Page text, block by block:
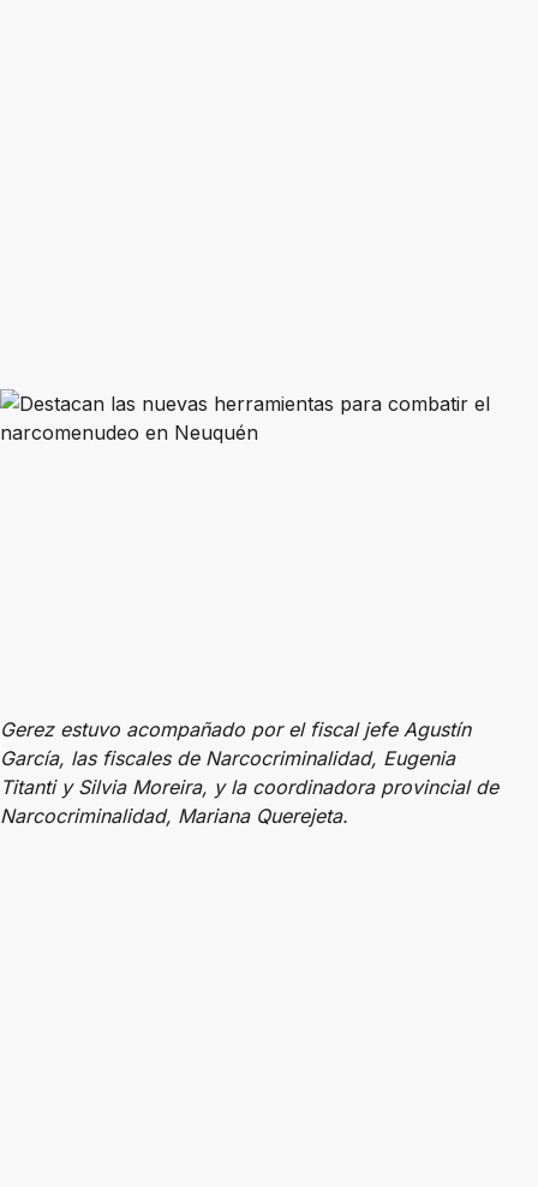
Gerez estuvo acompañado por el fiscal jefe Agustín
García, las fiscales de Narcocriminalidad, Eugenia
Titanti y Silvia Moreira, y la coordinadora provincial de
Narcocriminalidad, Mariana Querejeta.